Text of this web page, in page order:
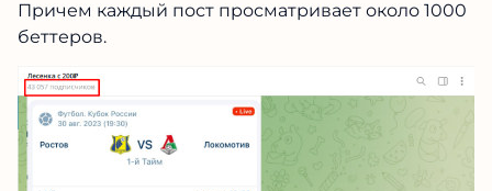
количество клиентов немногим более 43к.
Причем каждый пост просматривает около